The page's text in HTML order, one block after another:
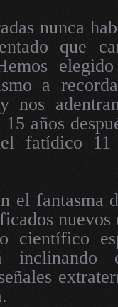
nunca
que
a
nos
años
fatídico
el fantasma
científico
inclinando